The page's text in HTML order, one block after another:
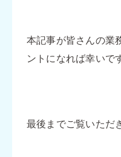
本記事が皆さんの業
ントになれば幸いで
最後までご覧いただ